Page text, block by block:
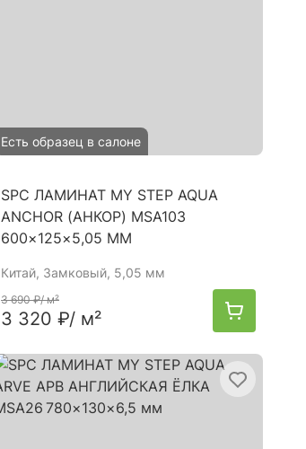
Есть образец в салоне
SPC ЛАМИНАТ MY STEP AQUA
ANCHOR (АНКОР) MSA103
600×125×5,05 ММ
Китай, Замковый, 5,05 мм
3 690 ₽/ м²
3 320 ₽/ м²